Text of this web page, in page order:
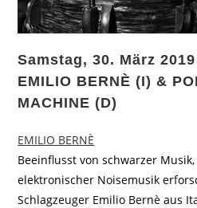
Samstag, 30. März
EMILIO BERNÈ (I) &
MACHINE (D)
EMILIO BERNÈ
Beeinflusst von schwarzer
elektronischer Noisemusik
Schlagzeuger Emilio Bernè aus